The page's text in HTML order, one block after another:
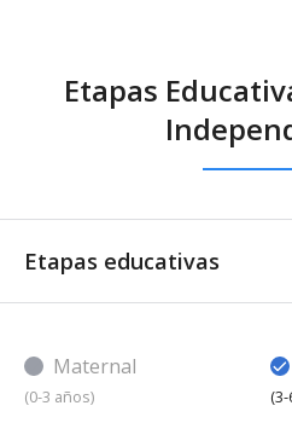
Etapas
Etapas educativas
Maternal
(0-3 años)